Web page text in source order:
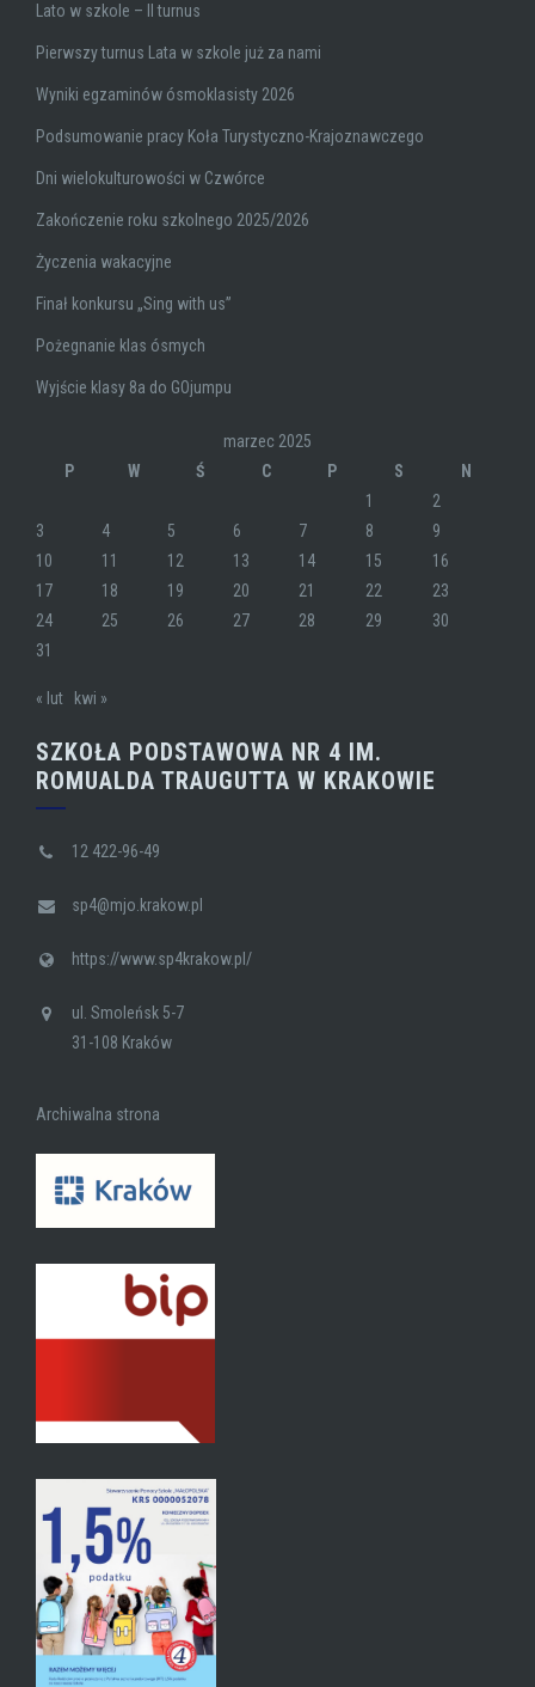
Lato w szkole – II turnus
Pierwszy turnus Lata w szkole już za nami
Wyniki egzaminów ósmoklasisty 2026
Podsumowanie pracy Koła Turystyczno-Krajoznawczego
Dni wielokulturowości w Czwórce
Zakończenie roku szkolnego 2025/2026
Życzenia wakacyjne
Finał konkursu „Sing with us”
Pożegnanie klas ósmych
Wyjście klasy 8a do GOjumpu
marzec 2025
P
W Ś C P S
N
1
2
3
4 5 6 7 8
9
10
11 12 13 14 15
16
17
18 19 20 21 22
23
24
25 26 27 28 29
30
31
« lut kwi »
SZKOŁA PODSTAWOWA NR 4 IM.
ROMUALDA TRAUGUTTA W KRAKOWIE
12 422-96-49
sp4@mjo.krakow.pl
https://www.sp4krakow.pl/
ul. Smoleńsk 5-7
31-108 Kraków
Archiwalna strona